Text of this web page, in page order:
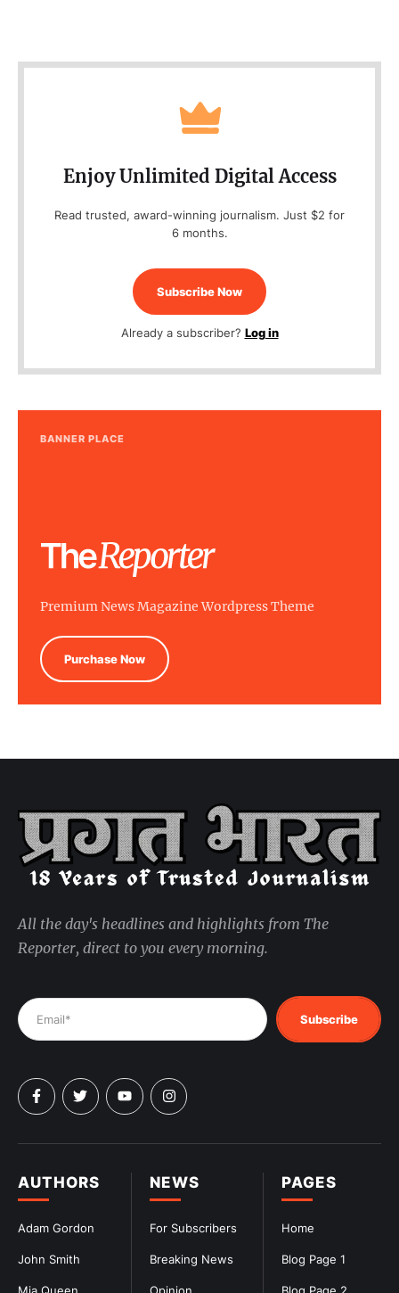
Enjoy Unlimited Digital Access
Read trusted, award-winning journalism. Just $2 for
6 months.
Subscribe Now
Already a subscriber? Log in
BANNER PLACE
Premium News Magazine Wordpress Theme
Purchase Now
PAGES
Home
Blog Page 1
NEWS
For Subscribers
Breaking News
AUTHORS
Adam Gordon
John Smith
All the day's headlines and highlights from The
Reporter, direct to you every morning.
Subscribe